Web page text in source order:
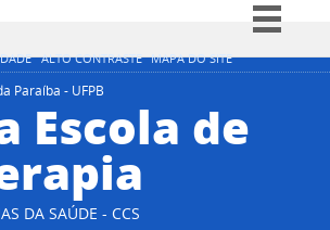
ALTO CONTRASTE MAPA DO SITE
Simplifique!
Participe
Paraíba - UFPB
Escola de
DA SAÚDE - CCS